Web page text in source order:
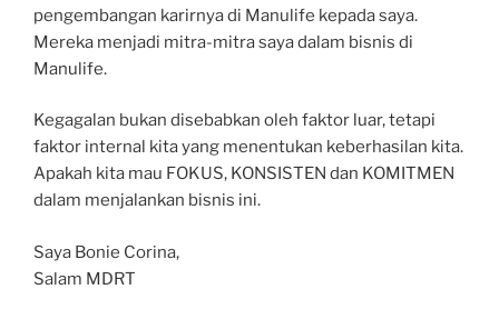
pengembangan karirnya di Manulife kepada saya.
Mereka menjadi mitra-mitra saya dalam bisnis di
Manulife.
Kegagalan bukan disebabkan oleh faktor luar, tetapi
faktor internal kita yang menentukan keberhasilan kita.
Apakah kita mau FOKUS, KONSISTEN dan KOMITMEN
dalam menjalankan bisnis ini.
Saya Bonie Corina,
Salam MDRT